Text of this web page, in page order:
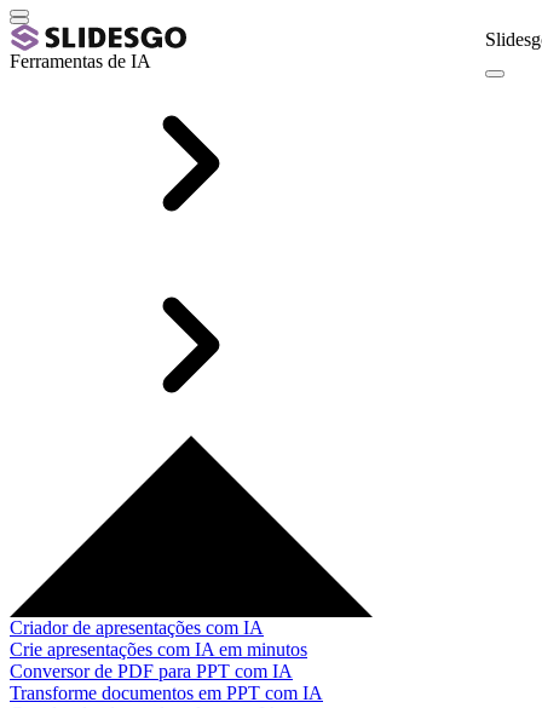
Ferramentas de IA
Criador de apresentações com IA
Crie apresentações com IA em minutos
Conversor de PDF para PPT com IA
Transforme documentos em PPT com IA